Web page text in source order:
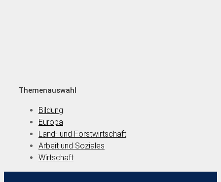
Themenauswahl
Bildung
Europa
Land- und Forstwirtschaft
Arbeit und Soziales
Wirtschaft